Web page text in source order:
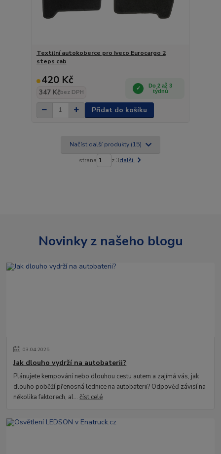
Textilní autokoberce pro Iveco Eurocargo 2
steps cab
420 Kč
347 Kčbez DPH
Do 2 až 3
týdnů
Přidat do košíku
Načíst další produkty (15)
strana z 3další
Novinky z našeho blogu
03.04.2025
Jak dlouho vydrží na autobaterii?
Plánujete kempování nebo dlouhou cestu autem a zajímá vás, jak
dlouho poběží přenosná lednice na autobaterii? Odpověď závisí na
několika faktorech, al...číst celé